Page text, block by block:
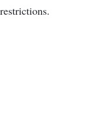
restrictions.